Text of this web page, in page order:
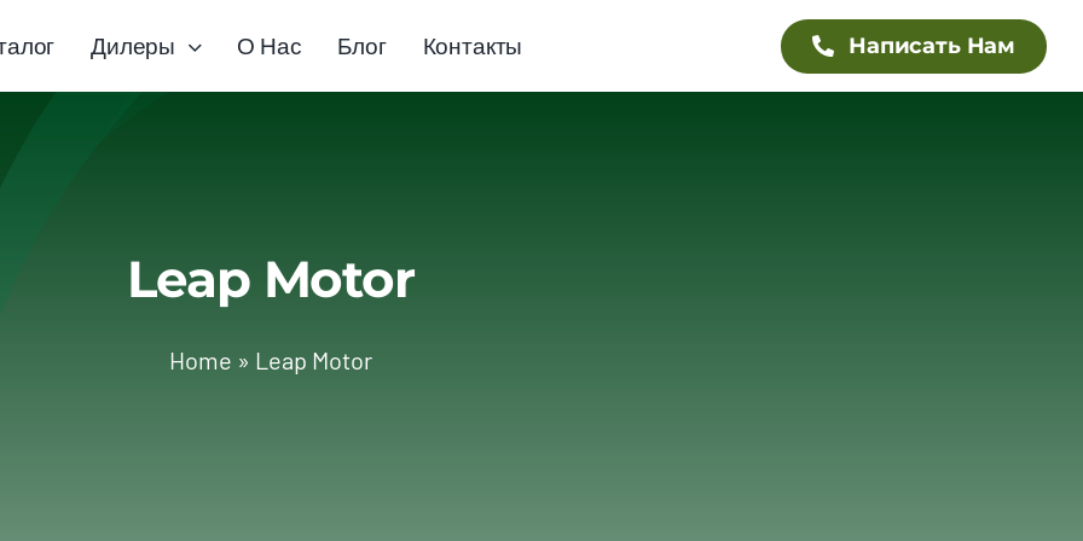
Дилеры О Нас Блог Контакты Написать Нам
Leap Motor
Home » Leap Motor